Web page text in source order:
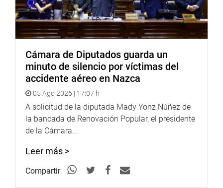
Cámara de Diputados guarda un
minuto de silencio por víctimas del
accidente aéreo en Nazca
05 Ago 2026 | 17:07 h
A solicitud de la diputada Mady Yonz Núñez de
la bancada de Renovación Popular, el presidente
de la Cámara...
Leer más >
Compartir